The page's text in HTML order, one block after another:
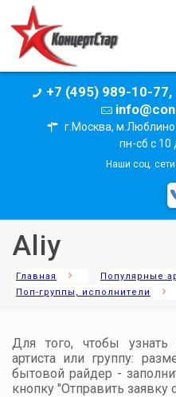
+7 (495) 989-10-77,
г.Москва, м.Люблино
пн-сб с 10
Наши соц.
Aliy
Главная
Популярные
Поп-группы, исполнители
Для того, чтобы узнать
артиста или группу:
бытовой райдер -
кнопку "Отправить заявку